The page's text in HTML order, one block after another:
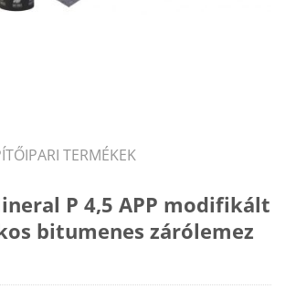
TERMÉKEK
P 4,5 APP modifikált
bitumenes zárólemez